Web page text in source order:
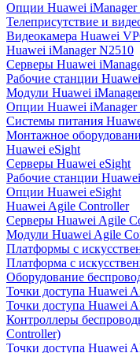
Опции Huawei iManager
Телеприсутствие и
Видеокамера Huawei
Huawei iManager N2510
Серверы Huawei
Рабочие станции
Модули Huawei
Опции Huawei iManager
Системы питания
Монтажное
Huawei eSight
Серверы Huawei eSight
Рабочие станции
Опции Huawei eSight
Huawei Agile Controller
Серверы Huawei Agile
Модули Huawei Agile
Платформы с
Платформа с
Оборудование
Точки доступа Huawei
Точки доступа Huawei
Контроллеры
Controller)
Точки доступа Huawei